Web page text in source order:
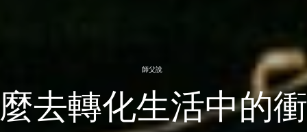
師父說
去轉化生活中的